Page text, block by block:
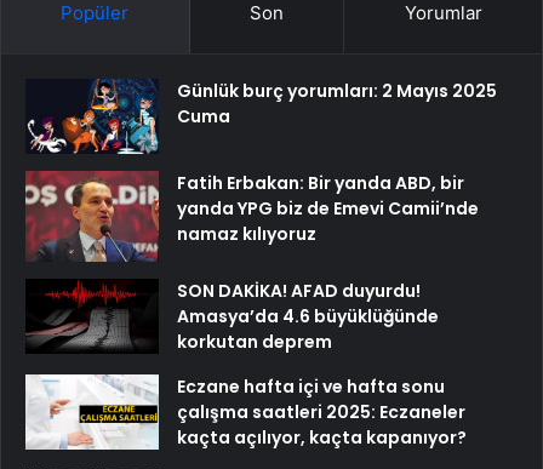
Popüler Son Yorumlar
Günlük burç yorumları: 2 Mayıs 2025
Cuma
Fatih Erbakan: Bir yanda ABD, bir
yanda YPG biz de Emevi Camii’nde
namaz kılıyoruz
SON DAKİKA! AFAD duyurdu!
Amasya’da 4.6 büyüklüğünde
korkutan deprem
Eczane hafta içi ve hafta sonu
çalışma saatleri 2025: Eczaneler
kaçta açılıyor, kaçta kapanıyor?